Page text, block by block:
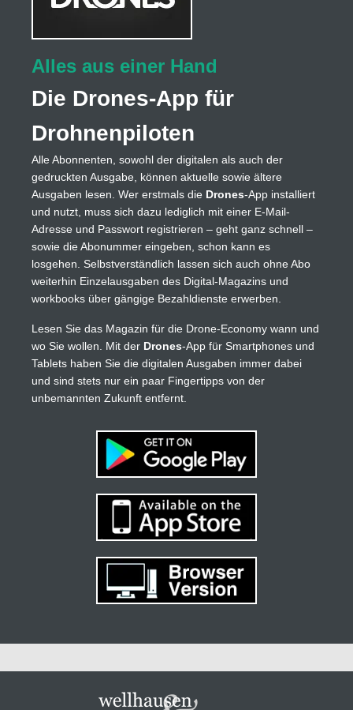
Alles aus einer Hand
Die Drones-App für
Drohnenpiloten
Alle Abonnenten, sowohl der digitalen als auch der
gedruckten Ausgabe, können aktuelle sowie ältere
Ausgaben lesen. Wer erstmals die Drones-App installiert
und nutzt, muss sich dazu lediglich mit einer E-Mail-
Adresse und Passwort registrieren – geht ganz schnell –
sowie die Abonummer eingeben, schon kann es
losgehen. Selbstverständlich lassen sich auch ohne Abo
weiterhin Einzelausgaben des Digital-Magazins und
workbooks über gängige Bezahldienste erwerben.
Lesen Sie das Magazin für die Drone-Economy wann und
wo Sie wollen. Mit der Drones-App für Smartphones und
Tablets haben Sie die digitalen Ausgaben immer dabei
und sind stets nur ein paar Fingertipps von der
unbemannten Zukunft entfernt.